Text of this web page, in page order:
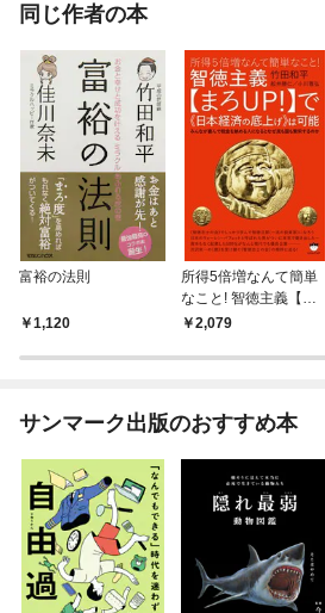
同じ作者の本
富裕の法則
1,120
所得5倍増なんて簡単
なこと! 智徳主義【ま
ろUP! 】で《日本経済
なが喜んで税金を納め
2,079
サンマーク出版のおすすめ本